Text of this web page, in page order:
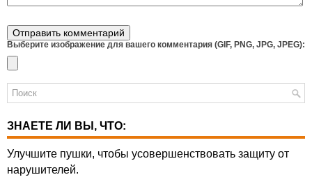
Выберите изображение для вашего комментария (GIF, PNG, JPG, JPEG):
ЗНАЕТЕ ЛИ ВЫ, ЧТО:
Улучшите пушки, чтобы усовершенствовать защиту от
нарушителей.